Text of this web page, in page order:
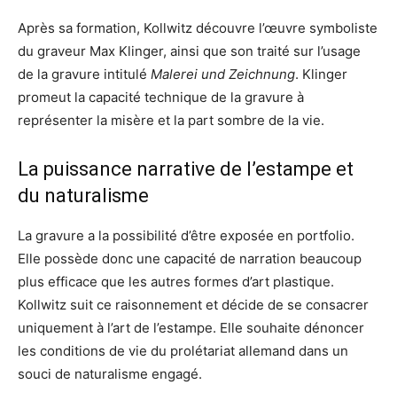
Après sa formation, Kollwitz découvre l’œuvre symboliste
du graveur Max Klinger, ainsi que son traité sur l’usage
de la gravure intitulé Malerei und Zeichnung. Klinger
promeut la capacité technique de la gravure à
représenter la misère et la part sombre de la vie.
La puissance narrative de l’estampe et
du naturalisme
La gravure a la possibilité d’être exposée en portfolio.
Elle possède donc une capacité de narration beaucoup
plus efficace que les autres formes d’art plastique.
Kollwitz suit ce raisonnement et décide de se consacrer
uniquement à l’art de l’estampe. Elle souhaite dénoncer
les conditions de vie du prolétariat allemand dans un
souci de naturalisme engagé.